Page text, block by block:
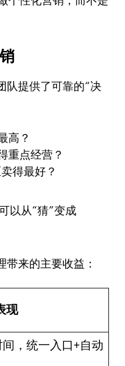
队提供了可靠的“决
高？
重点经营？
得最好？
以从“猜”变成
来的主要收益：
现
，统一入口+自动